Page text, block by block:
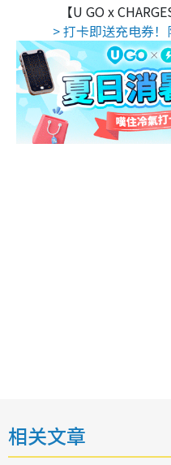
【U GO x
> 打卡即送充电券
相关文章